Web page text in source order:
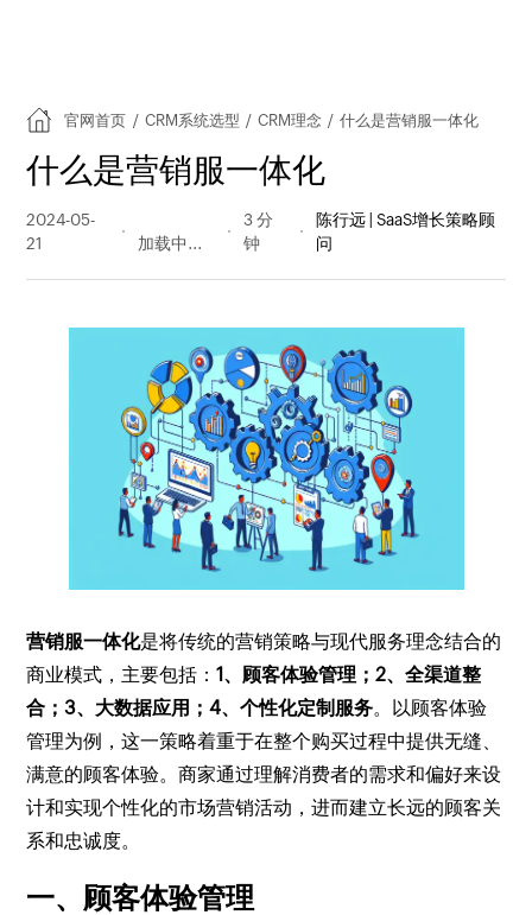
官网首页 / CRM系统选型 / CRM理念 / 什么是营销服一体化
什么是营销服一体化
2024-05-
21
量
3 分
钟
陈行远 | SaaS增长策略顾
问
营销服一体化是将传统的营销策略与现代服务理念结合的
商业模式，主要包括：1、顾客体验管理；2、全渠道整
合；3、大数据应用；4、个性化定制服务。以顾客体验
管理为例，这一策略着重于在整个购买过程中提供无缝、
满意的顾客体验。商家通过理解消费者的需求和偏好来设
计和实现个性化的市场营销活动，进而建立长远的顾客关
系和忠诚度。
一、顾客体验管理